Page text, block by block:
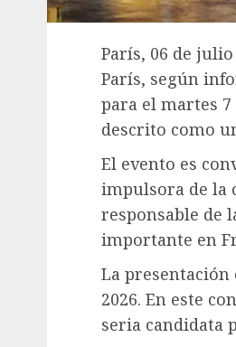
París, 06 de
París, según
para el martes
descrito como
El evento es
impulsora de la
responsable de
importante en
La
2026. En este
seria candidata